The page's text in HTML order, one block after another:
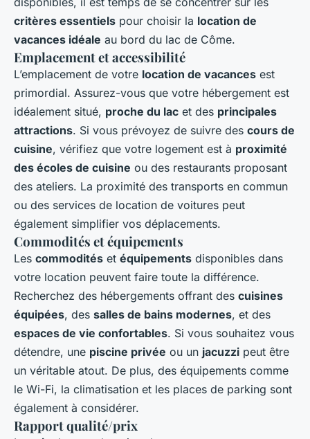
critères essentiels pour choisir la location de
vacances idéale au bord du lac de Côme.
Emplacement et accessibilité
L’emplacement de votre location de vacances est
primordial. Assurez-vous que votre hébergement est
idéalement situé, proche du lac et des principales
attractions. Si vous prévoyez de suivre des cours de
cuisine, vérifiez que votre logement est à proximité
des écoles de cuisine ou des restaurants proposant
des ateliers. La proximité des transports en commun
ou des services de location de voitures peut
également simplifier vos déplacements.
Commodités et équipements
Les commodités et équipements disponibles dans
votre location peuvent faire toute la différence.
Recherchez des hébergements offrant des cuisines
équipées, des salles de bains modernes, et des
espaces de vie confortables. Si vous souhaitez vous
détendre, une piscine privée ou un jacuzzi peut être
un véritable atout. De plus, des équipements comme
le Wi-Fi, la climatisation et les places de parking sont
également à considérer.
Rapport qualité/prix